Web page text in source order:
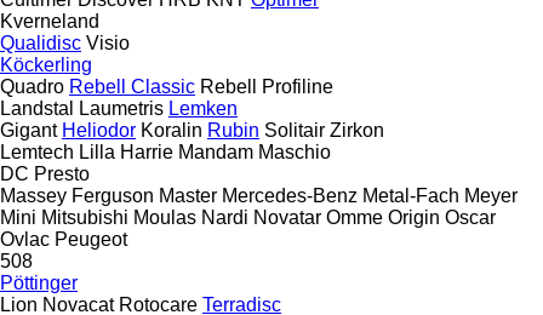
Kverneland
Qualidisc Visio
Köckerling
Quadro Rebell Classic Rebell Profiline
Landstal
Laumetris Lemken
Gigant Heliodor Koralin Rubin Solitair Zirkon
Lemtech Lilla Harrie Mandam Maschio
DC Presto
Massey Ferguson Master Mercedes-Benz Metal-Fach Meyer
Mini Mitsubishi Moulas Nardi Novatar Omme Origin Oscar
Ovlac Peugeot
508
Pöttinger
Lion Novacat Rotocare Terradisc